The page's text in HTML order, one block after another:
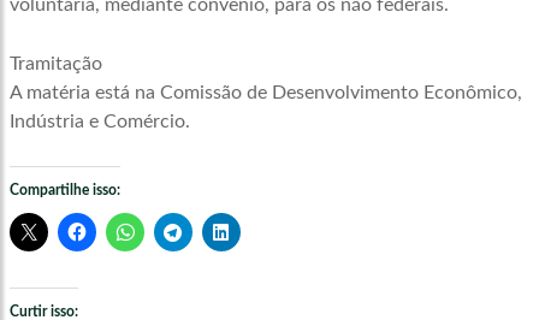
voluntária, mediante convênio, para os não federais.
Tramitação
A matéria está na Comissão de Desenvolvimento Econômico,
Indústria e Comércio.
Compartilhe isso:
Curtir isso: